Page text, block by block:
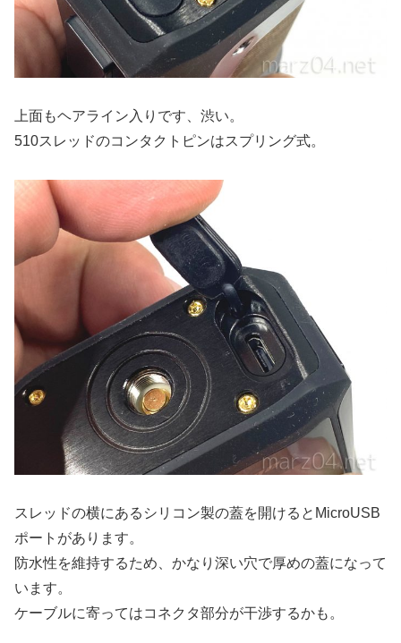
上面もヘアライン入りです、渋い。
510スレッドのコンタクトピンはスプリング式。
スレッドの横にあるシリコン製の蓋を開けるとMicroUSB
ポートがあります。
防水性を維持するため、かなり深い穴で厚めの蓋になって
います。
ケーブルに寄ってはコネクタ部分が干渉するかも。